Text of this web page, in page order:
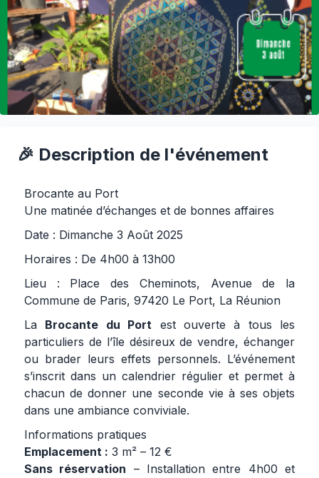
🎉 Description de l'événement
Brocante au Port
Une matinée d’échanges et de bonnes affaires
Date : Dimanche 3 Août 2025
Horaires : De 4h00 à 13h00
Lieu : Place des Cheminots, Avenue de la
Commune de Paris, 97420 Le Port, La Réunion
La Brocante du Port est ouverte à tous les
particuliers de l’île désireux de vendre, échanger
ou brader leurs effets personnels. L’événement
s’inscrit dans un calendrier régulier et permet à
chacun de donner une seconde vie à ses objets
dans une ambiance conviviale.
Informations pratiques
Emplacement : 3 m² – 12 €
Sans réservation – Installation entre 4h00 et